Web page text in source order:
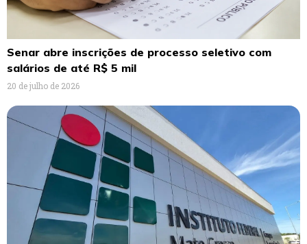
Senar abre inscrições de processo seletivo com
salários de até R$ 5 mil
20 de julho de 2026